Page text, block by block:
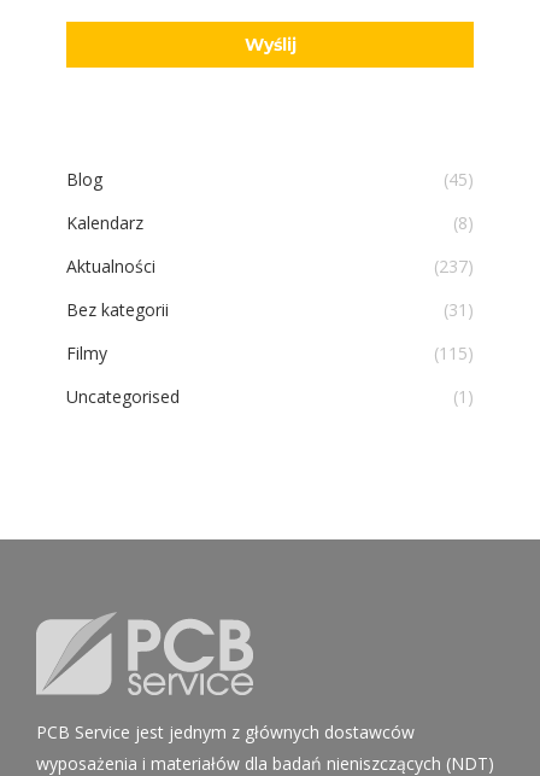
Blog
(45)
Kalendarz
(8)
Aktualności
(237)
Bez kategorii
(31)
Filmy
(115)
Uncategorised
(1)
PCB Service jest jednym z głównych dostawców
wyposażenia i materiałów dla badań nieniszczących (NDT)